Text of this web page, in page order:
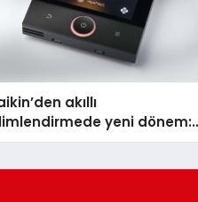
akıllı
yeni dönem:
Plus Türkiye’de